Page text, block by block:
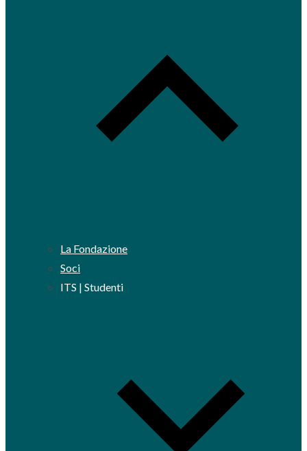
La Fondazione
Soci
ITS | Studenti